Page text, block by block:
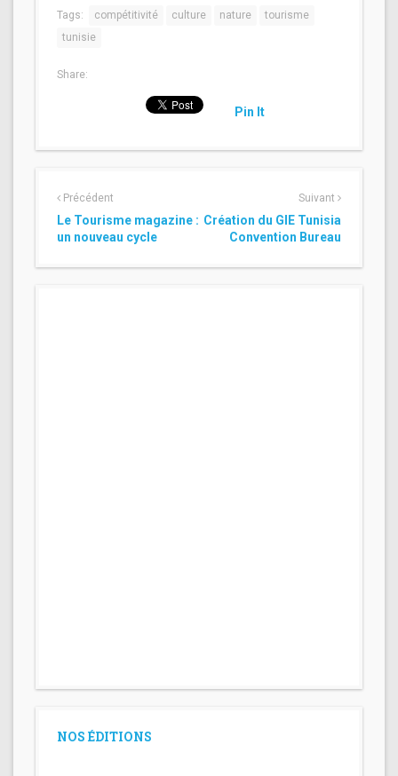
Tags: compétitivité culture nature
tourisme
tunisie
Share:
Pin It
Précédent
Le Tourisme magazine :
un nouveau cycle
Suivant
Création du GIE Tunisia
Convention Bureau
NOS ÉDITIONS